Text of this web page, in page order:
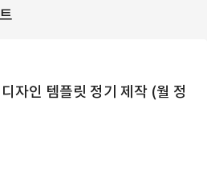
자인 템플릿 정기 제작 (월 정